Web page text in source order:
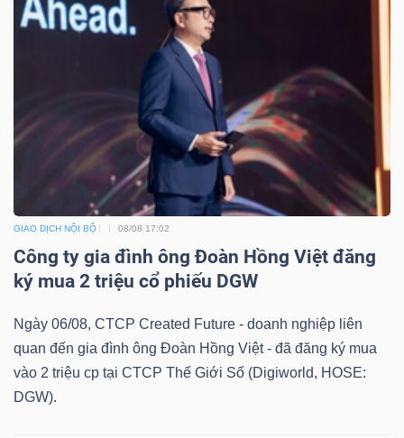
GIAO DỊCH NỘI BỘ 08/08 17:02
Công ty gia đình ông Đoàn Hồng Việt đăng
ký mua 2 triệu cổ phiếu DGW
Ngày 06/08, CTCP Created Future - doanh nghiệp liên
quan đến gia đình ông Đoàn Hồng Việt - đã đăng ký mua
vào 2 triệu cp tại CTCP Thế Giới Số (Digiworld, HOSE:
DGW).
TIN
TRUYỀN
ÍCH